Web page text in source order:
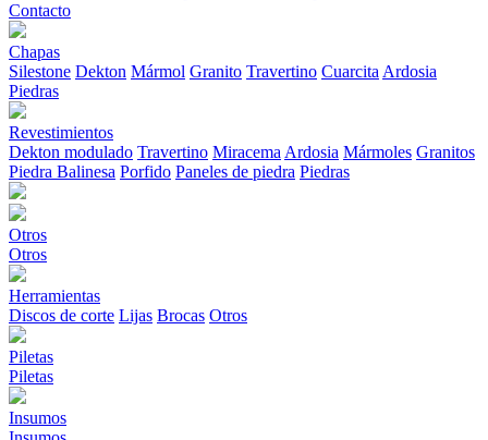
Contacto
Chapas
Silestone Dekton Mármol Granito Travertino Cuarcita Ardosia
Piedras
Revestimientos
Dekton modulado Travertino Miracema Ardosia Mármoles Granitos
Piedra Balinesa Porfido Paneles de piedra Piedras
Otros
Otros
Herramientas
Discos de corte Lijas Brocas Otros
Piletas
Piletas
Insumos